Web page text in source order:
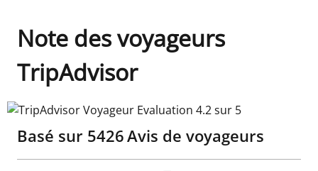
Note des voyageurs
TripAdvisor
TripAdvisor Voyageur Evaluation 4.2 sur 5
Basé sur 5426Avis de voyageurs